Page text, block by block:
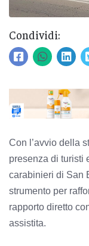
Condividi:
Con l’avvio della
presenza di turisti
carabinieri di San
strumento per
rapporto diretto
assistita.